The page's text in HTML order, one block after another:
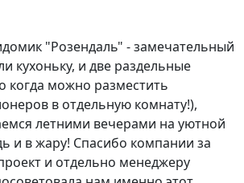
"Розендаль" - замечательный
кухоньку, и две раздельные
когда можно разместить
в отдельную комнату!),
летними вечерами на уютной
и в жару! Спасибо компании за
и отдельно менеджеру